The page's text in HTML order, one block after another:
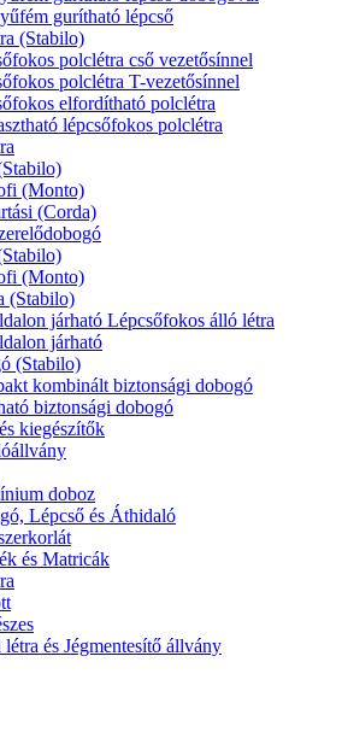
gurítható lépcső
(Stabilo)
polclétra cső vezetősínnel
polclétra T-vezetősínnel
elfordítható polclétra
lépcsőfokos polclétra
(Monto)
(Corda)
(Monto)
(Stabilo)
járható Lépcsőfokos álló létra
járható
(Stabilo)
kombinált biztonsági dobogó
biztonsági dobogó
kiegészítők
doboz
Lépcső és Áthidaló
és Matricák
és Jégmentesítő állvány